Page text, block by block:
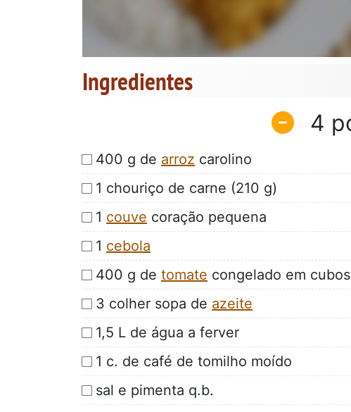
Ingredientes
4
400 g de arroz carolino
1 chouriço de carne (210 g)
1 couve coração pequena
1 cebola
400 g de tomate congelado em cubos
3 colher sopa de azeite
1,5 L de água a ferver
1 c. de café de tomilho moído
sal e pimenta q.b.